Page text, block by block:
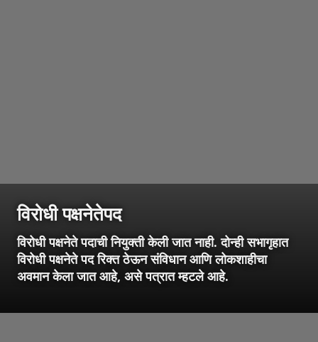
विरोधी पक्षनेतेपद
विरोधी पक्षनेते पदाची नियुक्ती केली जात नाही. दोन्ही सभागृहात
विरोधी पक्षनेते पद रिक्त ठेऊन संविधान आणि लोकशाहीचा
अवमान केला जात आहे, असे पत्रात म्हटले आहे.